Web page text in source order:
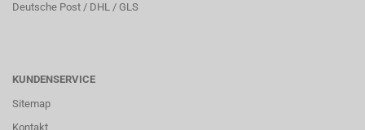
Deutsche Post / DHL / GLS
KUNDENSERVICE
Sitemap
Kontakt